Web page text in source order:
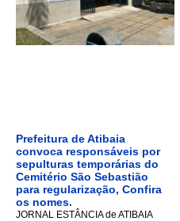
Prefeitura de Atibaia
convoca responsáveis por
sepulturas temporárias do
Cemitério São Sebastião
para regularização, Confira
os nomes.
JORNAL ESTÂNCIA de ATIBAIA